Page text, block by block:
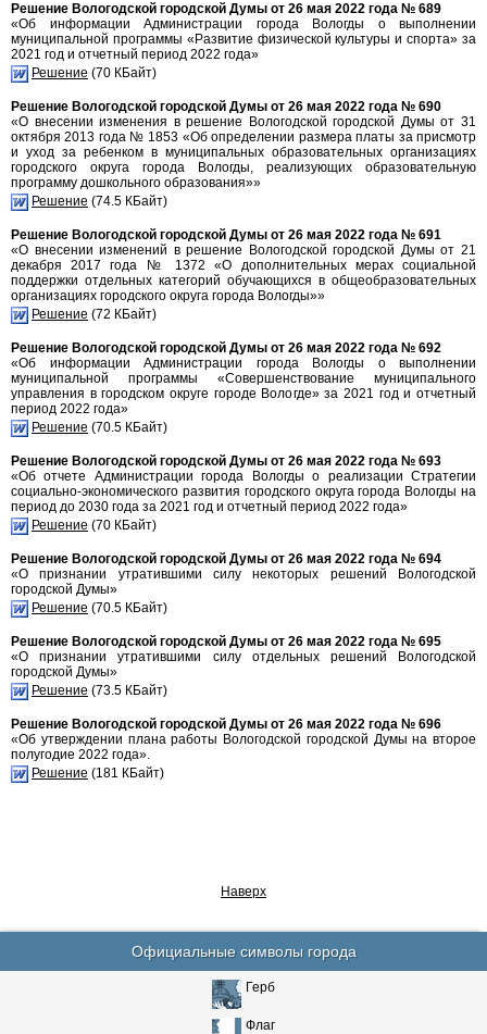
Решение Вологодской городской Думы от 26 мая 2022 года № 689
«Об информации Администрации города Вологды о выполнении
муниципальной программы «Развитие физической культуры и спорта» за
2021 год и отчетный период 2022 года»
Решение (70 КБайт)
Решение Вологодской городской Думы от 26 мая 2022 года № 690
«О внесении изменения в решение Вологодской городской Думы от 31
октября 2013 года № 1853 «Об определении размера платы за присмотр
и уход за ребенком в муниципальных образовательных организациях
городского округа города Вологды, реализующих образовательную
программу дошкольного образования»»
Решение (74.5 КБайт)
Решение Вологодской городской Думы от 26 мая 2022 года № 691
«О внесении изменений в решение Вологодской городской Думы от 21
декабря 2017 года № 1372 «О дополнительных мерах социальной
поддержки отдельных категорий обучающихся в общеобразовательных
организациях городского округа города Вологды»»
Решение (72 КБайт)
Решение Вологодской городской Думы от 26 мая 2022 года № 692
«Об информации Администрации города Вологды о выполнении
муниципальной программы «Совершенствование муниципального
управления в городском округе городе Вологде» за 2021 год и отчетный
период 2022 года»
Решение (70.5 КБайт)
Решение Вологодской городской Думы от 26 мая 2022 года № 693
«Об отчете Администрации города Вологды о реализации Стратегии
социально-экономического развития городского округа города Вологды на
период до 2030 года за 2021 год и отчетный период 2022 года»
Решение (70 КБайт)
Решение Вологодской городской Думы от 26 мая 2022 года № 694
«О признании утратившими силу некоторых решений Вологодской
городской Думы»
Решение (70.5 КБайт)
Решение Вологодской городской Думы от 26 мая 2022 года № 695
«О признании утратившими силу отдельных решений Вологодской
городской Думы»
Решение (73.5 КБайт)
Решение Вологодской городской Думы от 26 мая 2022 года № 696
«Об утверждении плана работы Вологодской городской Думы на второе
полугодие 2022 года».
Решение (181 КБайт)
Наверх
Официальные символы города
Герб
Флаг